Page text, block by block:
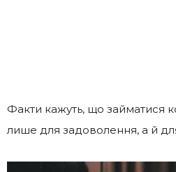
Факти кажуть, що займатися
лише для задоволення, а й